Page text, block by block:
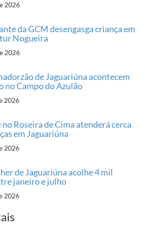
2026
da GCM desengasga criança em
Nogueira
2026
de Jaguariúna acontecem
no Campo do Azulão
2026
Roseira de Cima atenderá cerca
em Jaguariúna
2026
de Jaguariúna acolhe 4 mil
janeiro e julho
2026